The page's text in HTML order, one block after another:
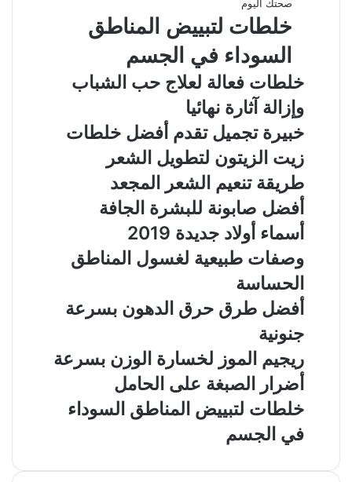
صحتك اليوم
خلطات لتبييض المناطق
السوداء في الجسم
خلطات فعالة لعلاج حب الشباب
وإزالة آثارة نهائيا
خبيرة تجميل تقدم أفضل خلطات
زيت الزيتون لتطويل الشعر
طريقة تنعيم الشعر المجعد
أفضل صابونة للبشرة الجافة
أسماء أولاد جديدة 2019
وصفات طبيعية لغسول المناطق
الحساسة
أفضل طرق حرق الدهون بسرعة
جنونية
ريجيم الموز لخسارة الوزن بسرعة
أضرار الصبغة على الحامل
خلطات لتبييض المناطق السوداء
في الجسم